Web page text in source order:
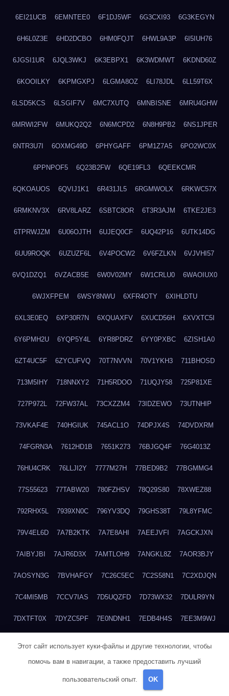
6EI21UCB 6EMNTEE0 6F1DJ5WF 6G3CXI93 6G3KEGYN
6H6L0Z3E 6HD2DCBO 6HM0FQJT 6HWL9A3P 6I5IUH76
6JGSI1UR 6JQL3WKJ 6K3EBPX1 6K3WDMWT 6KDND60Z
6KOOILKY 6KPMGXPJ 6LGMA8OZ 6LI78JDL 6LL59T6X
6LSD5KCS 6LSGIF7V 6MC7XUTQ 6MNBISNE 6MRU4GHW
6MRWI2FW 6MUKQ2Q2 6N6MCPD2 6N8H9PB2 6NS1JPER
6NTR3U7I 6OXMG49D 6PHYGAFF 6PM1Z7A5 6PO2WC0X
6PPNPOF5 6Q23B2FW 6QE19FL3 6QEEKCMR
6QKOAUOS 6QVIJ1K1 6R431JL5 6RGMWOLX 6RKWC57X
6RMKNV3X 6RV8LARZ 6SBTC8OR 6T3R3AJM 6TKE2JE3
6TPRWJZM 6U06OJTH 6UJEQ0CF 6UQ42P16 6UTK14DG
6UU9ROQK 6UZUZF6L 6V4POCW2 6V6FZLKN 6VJVHI57
6VQ1DZQ1 6VZACB5E 6W0V02MY 6W1CRLU0 6WAOIUX0
6WJXFPEM 6WSY8NWU 6XFR4OTY 6XIHLDTU
6XL3E0EQ 6XP30R7N 6XQUAXFV 6XUCD56H 6XVXTC5I
6Y6PMH2U 6YQP5Y4L 6YR8PDRZ 6YY0PXBC 6ZISH1A0
6ZT4UC5F 6ZYCUFVQ 70T7NVVN 70V1YKH3 711BHOSD
713M5IHY 718NNXY2 71H5RDOO 71UQJY58 725P81XE
727P972L 72FW37AL 73CXZZM4 73IDZEWO 73UTNHIP
73VKAF4E 740HGIUK 745ACL1O 74DPJX4S 74DVDXRM
74FGRN3A 7612HD1B 7651K273 76BJGQ4F 76G4013Z
76HU4CRK 76LLJI2Y 7777M27H 77BED9B2 77BGMMG4
77S55623 77TABW20 780FZHSV 78Q29S80 78XWEZ88
792RHX5L 7939XN0C 796YV3DQ 79GHS38T 79L8YFMC
79V4EL6D 7A7B2KTK 7A7E8AHI 7AEEJVFI 7AGCKJXN
7AIBYJBI 7AJR6D3X 7AMTLOH9 7ANGKL8Z 7AOR3BJY
7AOSYN3G 7BVHAFGY 7C26C5EC 7C2S58N1 7C2XDJQN
7C4MI5MB 7CCV7IAS 7D5UQZFD 7D73WX32 7DULR9YN
7DXTFT0X 7DYZC5PF 7E0NDNH1 7EDB4H4S 7EE3M9WJ
7FKTW3MA 7FRYD8I9 7FX48QP3 7GDV0B8J 7GER99GF
7H8LPLGJ 7I854907 7IAYUF4X
Этот сайт использует куки-файлы и другие технологии, чтобы
помочь вам в навигации, а также предоставить лучший
пользовательский опыт. OK